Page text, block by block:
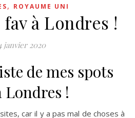
, ROYAUME UNI
à Londres !
janvier 2020
de mes spots
Londres !